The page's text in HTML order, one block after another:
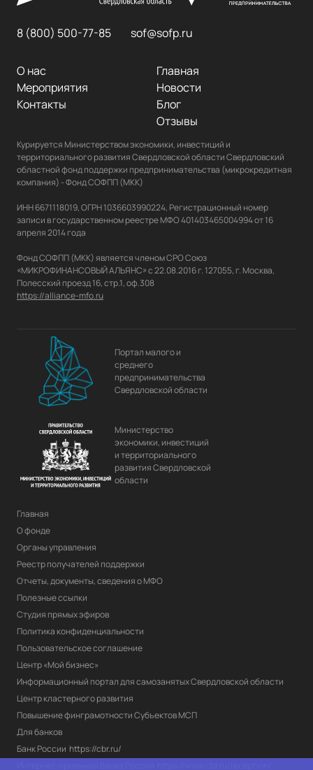
8 (800) 500-77-85 sof@sofp.ru
Главная
О нас
Новости
Мероприятия
Блог
Контакты
Отзывы
Курируется Министерством экономики, инвестиций и
территориального развития Свердловской области Свердловский
областной фонд поддержки предпринимательства (микрокредитная
компания) - Фонд СОФПП (МКК)
ИНН 6671118019, ОГРН 1036603990224, Регистрационный номер
записи в государственном реестре МФО 401403465004994 от 16
апреля 2014 года
Фонд СОФПП (МКК) является членом СРО Союз
«МИКРОФИНАНСОВЫЙ АЛЬЯНС» с 22.08.2016 г. 127055, г. Москва,
https://alliance-mfo.ru
Портал малого и
среднего
предпринимательства
Свердловской области
Министерство
экономики, инвестиций
и территориального
развития Свердловской
области
Главная
О фонде
Органы управления
Реестр получателей поддержки
Отчеты, документы, сведения о МФО
Полезные ссылки
Студия прямых эфиров
Политика конфиденциальности
Пользовательское соглашение
Центр «Мой бизнес»
Информационный портал для самозанятых Свердловской области
Центр кластерного развития
Повышение финграмотности Субъектов МСП
Для банков
Банк России https://cbr.ru/